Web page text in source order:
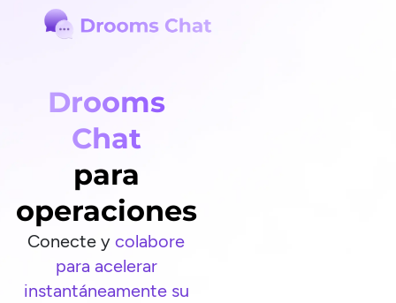
Drooms
Chat
para
operaciones
Conecte y colabore
para acelerar
instantáneamente su